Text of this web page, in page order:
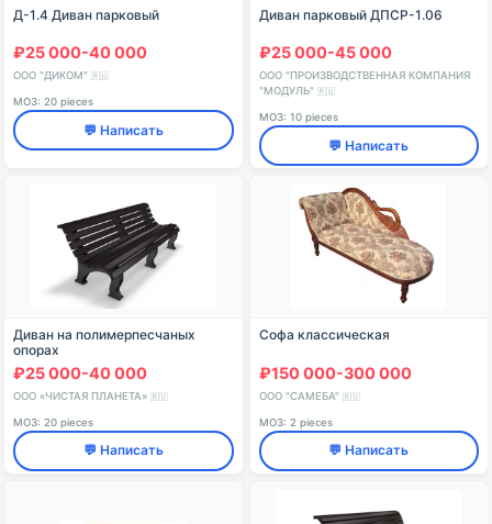
Д-1.4 Диван парковый
₽25 000-40 000
ООО "ДИКОМ" 🇷🇺
МОЗ: 20 pieces
💬 Написать
Диван парковый ДПСР-1.06
₽25 000-45 000
ООО "ПРОИЗВОДСТВЕННАЯ КОМПАНИЯ
"МОДУЛЬ"
🇷🇺
МОЗ: 10 pieces
💬 Написать
Диван на полимерпесчаных
опорах
₽25 000-40 000
ООО «ЧИСТАЯ ПЛАНЕТА» 🇷🇺
МОЗ: 20 pieces
💬 Написать
Софа классическая
₽150 000-300 000
ООО "САМЕБА" 🇷🇺
МОЗ: 2 pieces
💬 Написать